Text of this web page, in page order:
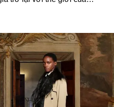
Priestly chưa bao giờ cần